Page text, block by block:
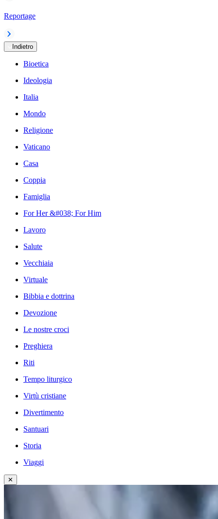
Reportage
Indietro
Bioetica
Ideologia
Italia
Mondo
Religione
Vaticano
Casa
Coppia
Famiglia
For Her &#038; For Him
Lavoro
Salute
Vecchiaia
Virtuale
Bibbia e dottrina
Devozione
Le nostre croci
Preghiera
Riti
Tempo liturgico
Virtù cristiane
Divertimento
Santuari
Storia
Viaggi
✕